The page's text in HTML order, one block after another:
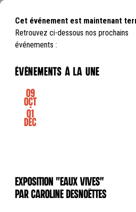
Cet événement est maintenant
Retrouvez ci-dessous nos prochains
événements :
événements à la une
EXPOSITION
09
Oct
-
01
Déc
Exposition "Eaux Vives"
par Caroline Desnoëttes
CONFÉRENCE
L’INSTITUT
RELIGIEUSES (ISSR)
Lundi 28
.
04de19:30 à21:00